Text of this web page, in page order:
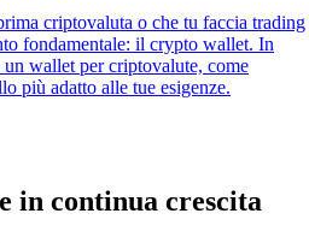
criptovaluta o che tu faccia trading
fondamentale: il crypto wallet. In
un wallet per criptovalute, come
più adatto alle tue esigenze.
in continua crescita